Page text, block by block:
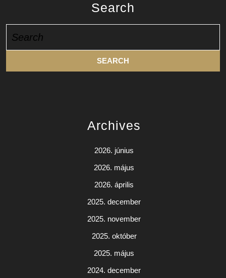
Search
for:
Archives
2026. június
2026. május
2026. április
2025. december
2025. november
2025. október
2025. május
2024. december